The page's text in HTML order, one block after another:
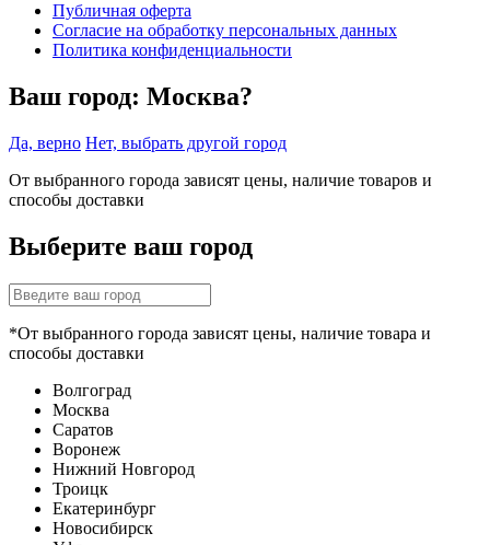
Публичная оферта
Согласие на обработку персональных данных
Политика конфиденциальности
Ваш город: Москва?
Да, верно Нет, выбрать другой город
От выбранного города зависят цены, наличие товаров и
способы доставки
Выберите ваш город
*От выбранного города зависят цены, наличие товара и
способы доставки
Волгоград
Москва
Саратов
Воронеж
Нижний Новгород
Троицк
Екатеринбург
Новосибирск